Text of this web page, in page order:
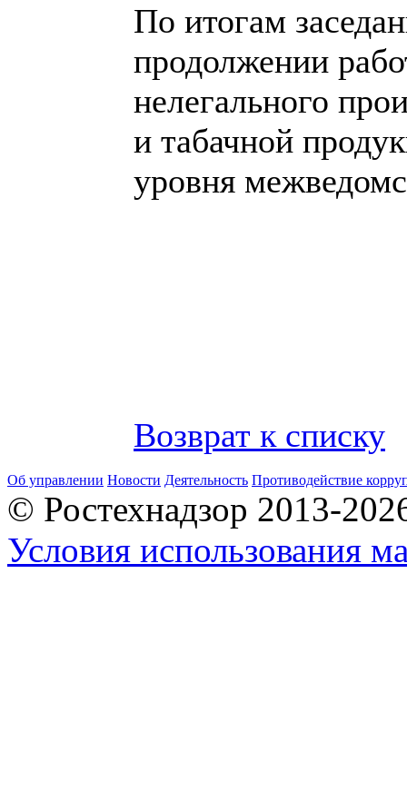
По итогам
продолжении
нелегального
и табачной
уровня
Возврат к списку
Об управлении Новости Деятельность Противодействие
© Ростехнадзор 2013-
Условия использования